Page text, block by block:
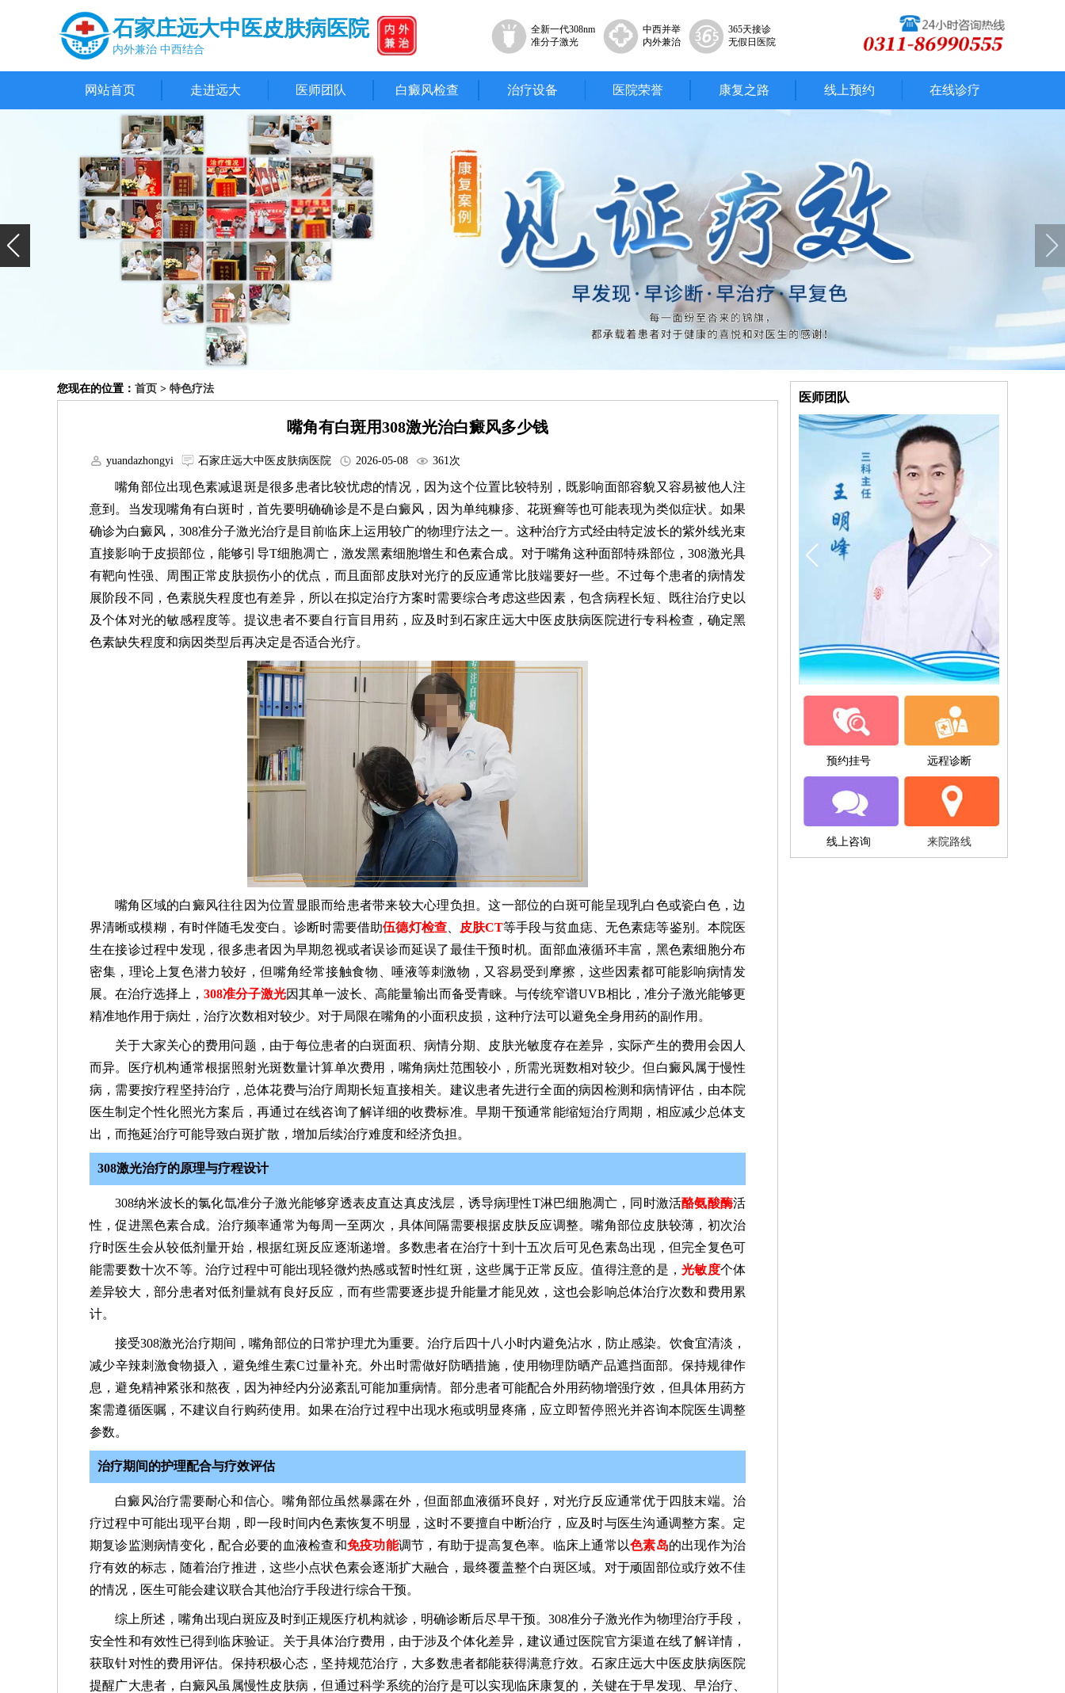
石家庄远大中医皮肤病医院
内外兼治 中西结合
全新一代308nm
准分子激光
中西并举
内外兼治
365天接诊
无假日医院
网站首页 走进远大 医师团队 白癜风检查 治疗设备 医院荣誉 康复之路 线上预约 在线诊疗
您现在的位置： 首页 > 特色疗法
嘴角有白斑用308激光治白癜风多少钱
yuandazhongyi 石家庄远大中医皮肤病医院 2026-05-08 361次
嘴角部位出现色素减退斑是很多患者比较忧虑的情况，因为这个位置比较特别，既影响面部容貌又容易被他人注
意到。当发现嘴角有白斑时，首先要明确确诊是不是白癜风，因为单纯糠疹、花斑癣等也可能表现为类似症状。如果
确诊为白癜风，308准分子激光治疗是目前临床上运用较广的物理疗法之一。这种治疗方式经由特定波长的紫外线光束
直接影响于皮损部位，能够引导T细胞凋亡，激发黑素细胞增生和色素合成。对于嘴角这种面部特殊部位，308激光具
有靶向性强、周围正常皮肤损伤小的优点，而且面部皮肤对光疗的反应通常比肢端要好一些。不过每个患者的病情发
展阶段不同，色素脱失程度也有差异，所以在拟定治疗方案时需要综合考虑这些因素，包含病程长短、既往治疗史以
及个体对光的敏感程度等。提议患者不要自行盲目用药，应及时到石家庄远大中医皮肤病医院进行专科检查，确定黑
色素缺失程度和病因类型后再决定是否适合光疗。
嘴角区域的白癜风往往因为位置显眼而给患者带来较大心理负担。这一部位的白斑可能呈现乳白色或瓷白色，边
界清晰或模糊，有时伴随毛发变白。诊断时需要借助伍德灯检查、 皮肤CT等手段与贫血痣、无色素痣等鉴别。本院医
生在接诊过程中发现，很多患者因为早期忽视或者误诊而延误了最佳干预时机。面部血液循环丰富，黑色素细胞分布
密集，理论上复色潜力较好，但嘴角经常接触食物、唾液等刺激物，又容易受到摩擦，这些因素都可能影响病情发
展。在治疗选择上，308准分子激光因其单一波长、高能量输出而备受青睐。与传统窄谱UVB相比，准分子激光能够更
精准地作用于病灶，治疗次数相对较少。对于局限在嘴角的小面积皮损，这种疗法可以避免全身用药的副作用。
关于大家关心的费用问题，由于每位患者的白斑面积、病情分期、皮肤光敏度存在差异，实际产生的费用会因人
而异。医疗机构通常根据照射光斑数量计算单次费用，嘴角病灶范围较小，所需光斑数相对较少。但白癜风属于慢性
病，需要按疗程坚持治疗，总体花费与治疗周期长短直接相关。建议患者先进行全面的病因检测和病情评估，由本院
医生制定个性化照光方案后，再通过在线咨询了解详细的收费标准。早期干预通常能缩短治疗周期，相应减少总体支
出，而拖延治疗可能导致白斑扩散，增加后续治疗难度和经济负担。
308激光治疗的原理与疗程设计
308纳米波长的氯化氙准分子激光能够穿透表皮直达真皮浅层，诱导病理性T淋巴细胞凋亡，同时激活酪氨酸酶活
性，促进黑色素合成。治疗频率通常为每周一至两次，具体间隔需要根据皮肤反应调整。嘴角部位皮肤较薄，初次治
疗时医生会从较低剂量开始，根据红斑反应逐渐递增。多数患者在治疗十到十五次后可见色素岛出现，但完全复色可
能需要数十次不等。治疗过程中可能出现轻微灼热感或暂时性红斑，这些属于正常反应。值得注意的是，光敏度个体
差异较大，部分患者对低剂量就有良好反应，而有些需要逐步提升能量才能见效，这也会影响总体治疗次数和费用累
计。
接受308激光治疗期间，嘴角部位的日常护理尤为重要。治疗后四十八小时内避免沾水，防止感染。饮食宜清淡，
减少辛辣刺激食物摄入，避免维生素C过量补充。外出时需做好防晒措施，使用物理防晒产品遮挡面部。保持规律作
息，避免精神紧张和熬夜，因为神经内分泌紊乱可能加重病情。部分患者可能配合外用药物增强疗效，但具体用药方
案需遵循医嘱，不建议自行购药使用。如果在治疗过程中出现水疱或明显疼痛，应立即暂停照光并咨询本院医生调整
参数。
治疗期间的护理配合与疗效评估
白癜风治疗需要耐心和信心。嘴角部位虽然暴露在外，但面部血液循环良好，对光疗反应通常优于四肢末端。治
疗过程中可能出现平台期，即一段时间内色素恢复不明显，这时不要擅自中断治疗，应及时与医生沟通调整方案。定
期复诊监测病情变化，配合必要的血液检查和免疫功能调节，有助于提高复色率。临床上通常以色素岛的出现作为治
疗有效的标志，随着治疗推进，这些小点状色素会逐渐扩大融合，最终覆盖整个白斑区域。对于顽固部位或疗效不佳
的情况，医生可能会建议联合其他治疗手段进行综合干预。
综上所述，嘴角出现白斑应及时到正规医疗机构就诊，明确诊断后尽早干预。308准分子激光作为物理治疗手段，
安全性和有效性已得到临床验证。关于具体治疗费用，由于涉及个体化差异，建议通过医院官方渠道在线了解详情，
获取针对性的费用评估。保持积极心态，坚持规范治疗，大多数患者都能获得满意疗效。石家庄远大中医皮肤病医院
提醒广大患者，白癜风虽属慢性皮肤病，但通过科学系统的治疗是可以实现临床康复的，关键在于早发现、早治疗、
医师团队
预约挂号 远程诊断
线上咨询 来院路线